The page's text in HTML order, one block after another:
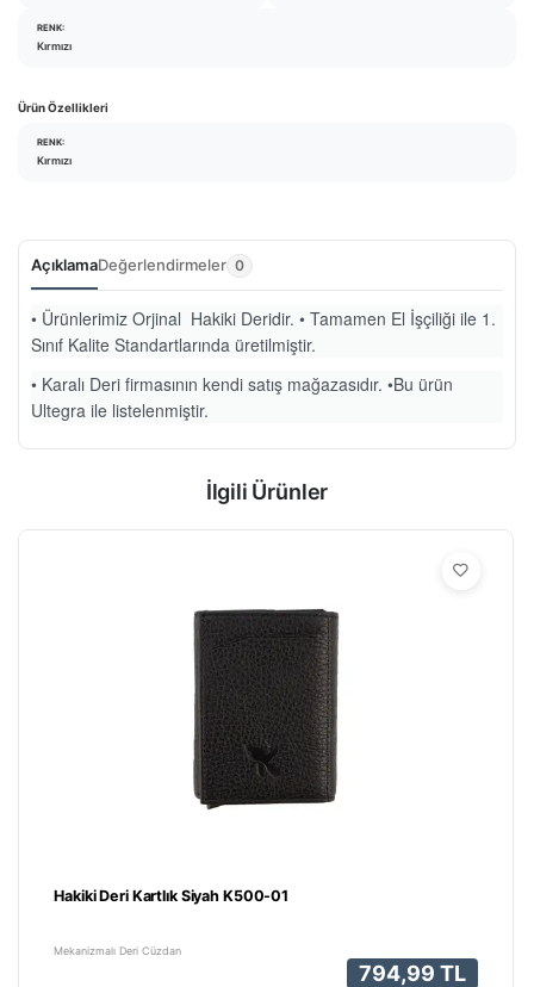
RENK:
Kırmızı
Ürün Özellikleri
RENK:
Kırmızı
AçıklamaDeğerlendirmeler 0
• Ürünlerimiz Orjinal Hakiki Deridir. • Tamamen El İşçiliği ile 1.
Sınıf Kalite Standartlarında üretilmiştir.
• Karalı Deri firmasının kendi satış mağazasıdır. •Bu ürün
Ultegra ile listelenmiştir.
İlgili Ürünler
Hakiki Deri Kartlık Siyah K500-01
Mekanizmalı Deri Cüzdan
794,99 TL